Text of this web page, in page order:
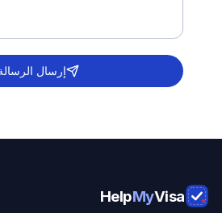
إرسال
HelpMyVisa